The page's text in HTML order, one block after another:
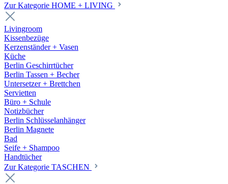
Zur Kategorie HOME + LIVING
Livingroom
Kissenbezüge
Kerzenständer + Vasen
Küche
Berlin Geschirrtücher
Berlin Tassen + Becher
Untersetzer + Brettchen
Servietten
Büro + Schule
Notizbücher
Berlin Schlüsselanhänger
Berlin Magnete
Bad
Seife + Shampoo
Handtücher
Zur Kategorie TASCHEN